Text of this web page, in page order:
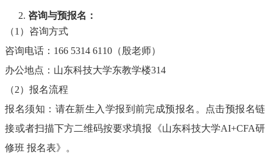
2. 咨询与预报名：
（1）咨询方式
咨询电话： 166 5314 6110（殷老师）
办公地点：山东科技大学东教学楼314
（2）报名流程
报名须知：请在新生入学报到前完成预报名。点击预报名链
接或者扫描下方二维码按要求填报《山东科技大学AI+CFA研
修班 报名表》。